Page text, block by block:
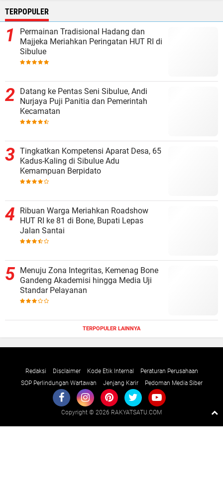
TERPOPULER
Permainan Tradisional Hadang dan
Majjeka Meriahkan Peringatan HUT RI di
Sibulue
Datang ke Pentas Seni Sibulue, Andi
Nurjaya Puji Panitia dan Pemerintah
Kecamatan
Tingkatkan Kompetensi Aparat Desa, 65
Kadus-Kaling di Sibulue Adu
Kemampuan Berpidato
Ribuan Warga Meriahkan Roadshow
HUT RI ke 81 di Bone, Bupati Lepas
Jalan Santai
Menuju Zona Integritas, Kemenag Bone
Gandeng Akademisi hingga Media Uji
Standar Pelayanan
TERPOPULER LAINNYA
Redaksi Disclaimer Kode Etik Internal
Peraturan Perusahaan
SOP Perlindungan Wartawan
Jenjang Karir Pedoman Media Siber
Copyright © 2026 RAKYATSATU.COM
Raushan